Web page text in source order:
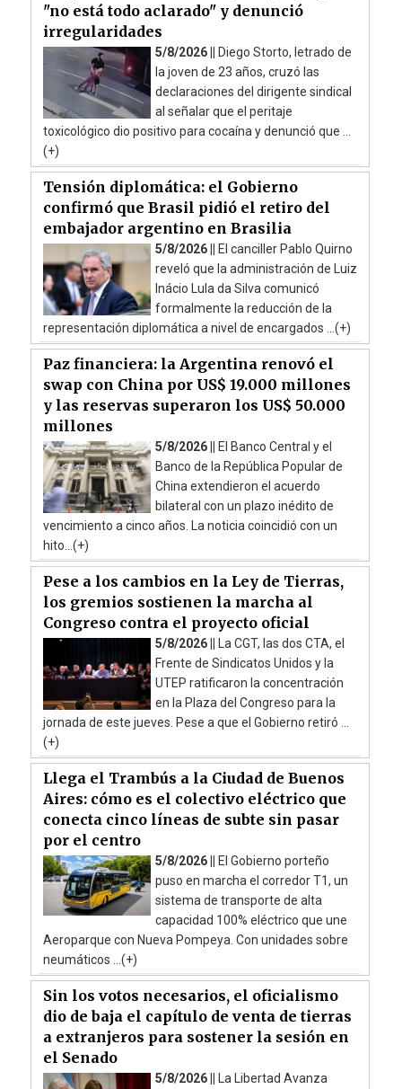
"no está todo aclarado" y denunció
irregularidades
5/8/2026 ||
Diego Storto, letrado de
la joven de 23 años, cruzó las
declaraciones del dirigente sindical
al señalar que el peritaje
toxicológico dio positivo para cocaína y denunció que ...
(+)
Tensión diplomática: el Gobierno
confirmó que Brasil pidió el retiro del
embajador argentino en Brasilia
5/8/2026 ||
El canciller Pablo Quirno
reveló que la administración de Luiz
Inácio Lula da Silva comunicó
formalmente la reducción de la
representación diplomática a nivel de encargados ...(+)
Paz financiera: la Argentina renovó el
swap con China por US$ 19.000 millones
y las reservas superaron los US$ 50.000
millones
5/8/2026 ||
El Banco Central y el
Banco de la República Popular de
China extendieron el acuerdo
bilateral con un plazo inédito de
vencimiento a cinco años. La noticia coincidió con un
hito...(+)
Pese a los cambios en la Ley de Tierras,
los gremios sostienen la marcha al
Congreso contra el proyecto oficial
5/8/2026 ||
La CGT, las dos CTA, el
Frente de Sindicatos Unidos y la
UTEP ratificaron la concentración
en la Plaza del Congreso para la
jornada de este jueves. Pese a que el Gobierno retiró ...
(+)
Llega el Trambús a la Ciudad de Buenos
Aires: cómo es el colectivo eléctrico que
conecta cinco líneas de subte sin pasar
por el centro
5/8/2026 ||
El Gobierno porteño
puso en marcha el corredor T1, un
sistema de transporte de alta
capacidad 100% eléctrico que une
Aeroparque con Nueva Pompeya. Con unidades sobre
neumáticos ...(+)
Sin los votos necesarios, el oficialismo
dio de baja el capítulo de venta de tierras
a extranjeros para sostener la sesión en
el Senado
5/8/2026 ||
La Libertad Avanza